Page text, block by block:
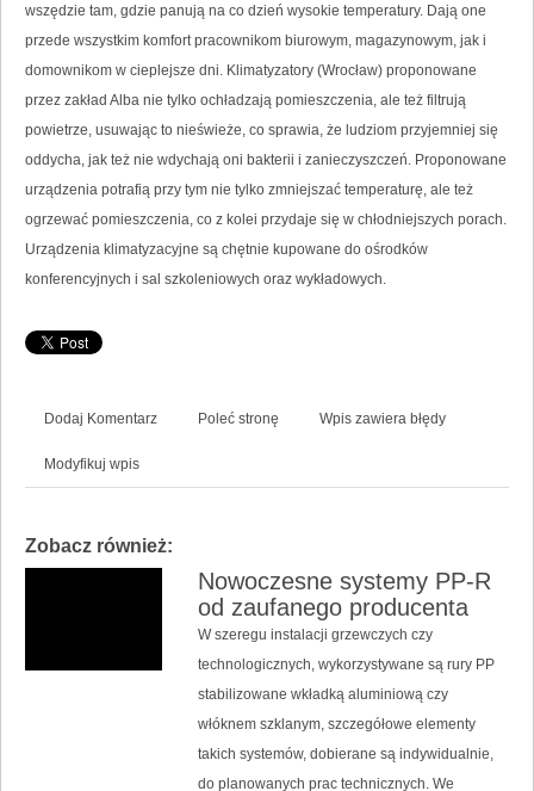
wszędzie tam, gdzie panują na co dzień wysokie temperatury. Dają one
przede wszystkim komfort pracownikom biurowym, magazynowym, jak i
domownikom w cieplejsze dni. Klimatyzatory (Wrocław) proponowane
przez zakład Alba nie tylko ochładzają pomieszczenia, ale też filtrują
powietrze, usuwając to nieświeże, co sprawia, że ludziom przyjemniej się
oddycha, jak też nie wdychają oni bakterii i zanieczyszczeń. Proponowane
urządzenia potrafią przy tym nie tylko zmniejszać temperaturę, ale też
ogrzewać pomieszczenia, co z kolei przydaje się w chłodniejszych porach.
Urządzenia klimatyzacyjne są chętnie kupowane do ośrodków
konferencyjnych i sal szkoleniowych oraz wykładowych.
Dodaj Komentarz Poleć stronę Wpis zawiera błędy
Modyfikuj wpis
Zobacz również:
Nowoczesne systemy PP-R
od zaufanego producenta
W szeregu instalacji grzewczych czy
technologicznych, wykorzystywane są rury PP
stabilizowane wkładką aluminiową czy
włóknem szklanym, szczegółowe elementy
takich systemów, dobierane są indywidualnie,
do planowanych prac technicznych. We